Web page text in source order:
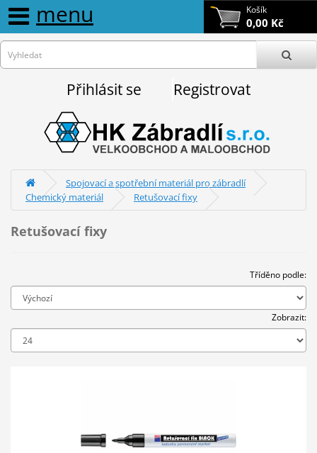
Košík
0,00 Kč
menu
Přihlásit se Registrovat
Spojovací a spotřební materiál pro zábradlí
Chemický materiál
Retušovací fixy
Retušovací fixy
Tříděno podle:
Zobrazit: